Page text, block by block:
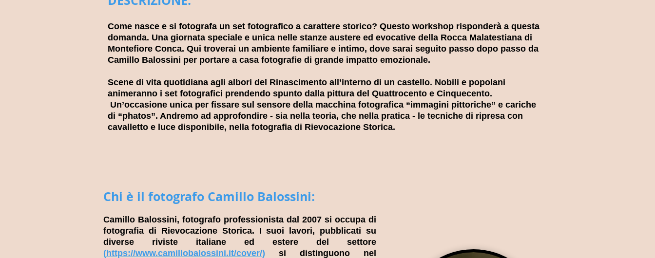
Chi è il fotografo Camillo Balossini:
Camillo Balossini, fotografo professionista dal 2007 si occupa di
fotografia di Rievocazione Storica. I suoi lavori, pubblicati su
diverse riviste italiane ed estere del settore
(https://www.camillobalossini.it/cover/) si distinguono nel
Come nasce e si fotografa un set fotografico a carattere storico? Questo workshop risponderà a questa
domanda. Una giornata speciale e unica nelle stanze austere ed evocative della Rocca Malatestiana di
Montefiore Conca. Qui troverai un ambiente familiare e intimo, dove sarai seguito passo dopo passo da
Camillo Balossini per portare a casa fotografie di grande impatto emozionale.
Scene di vita quotidiana agli albori del Rinascimento all’interno di un castello. Nobili e popolani
animeranno i set fotografici prendendo spunto dalla pittura del Quattrocento e Cinquecento.
Un’occasione unica per fissare sul sensore della macchina fotografica “immagini pittoriche” e cariche
di “phatos”. Andremo ad approfondire - sia nella teoria, che nella pratica - le tecniche di ripresa con
cavalletto e luce disponibile, nella fotografia di Rievocazione Storica.